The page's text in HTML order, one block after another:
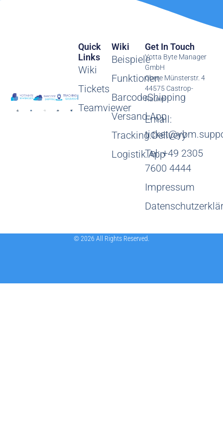
Wiki
Beispiele
Funktionen
BarcodeShipping
Versand.App
Tracking.Delivery
Logistik.App
Quick
Links
Wiki
Tickets
Teamviewer
Get In Touch
Yotta Byte Manager
GmbH
Obere Münsterstr. 4
44575 Castrop-
Rauxel
Email:
Tel: +49 2305
7600 4444
Impressum
© 2026 All Rights Reserved.